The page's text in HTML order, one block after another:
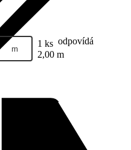
m 1 ks odpovídá
2,00 m